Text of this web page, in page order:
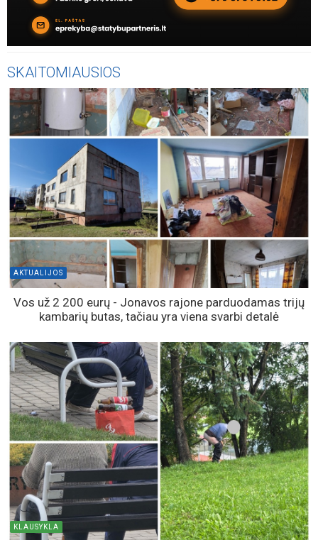
SKAITOMIAUSIOS
AKTUALIJOS
Vos už 2 200 eurų - Jonavos rajone parduodamas trijų
kambarių butas, tačiau yra viena svarbi detalė
KLAUSYKLA